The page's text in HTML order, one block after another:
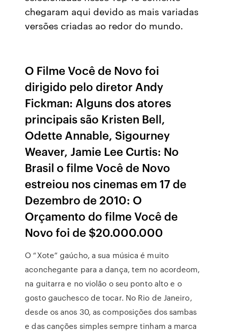
chegaram aqui devido as mais variadas
versões criadas ao redor do mundo.
O Filme Você de Novo foi
dirigido pelo diretor Andy
Fickman: Alguns dos atores
principais são Kristen Bell,
Odette Annable, Sigourney
Weaver, Jamie Lee Curtis: No
Brasil o filme Você de Novo
estreiou nos cinemas em 17 de
Dezembro de 2010: O
Orçamento do filme Você de
Novo foi de $20.000.000
O “Xote” gaúcho, a sua música é muito
aconchegante para a dança, tem no acordeom,
na guitarra e no violão o seu ponto alto e o
gosto gauchesco de tocar. No Rio de Janeiro,
desde os anos 30, as composições dos sambas
e das canções simples sempre tinham a marca